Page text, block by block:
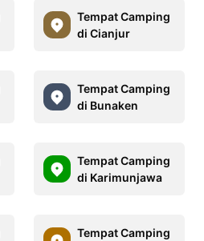
Tempat Camping
di Cianjur
Tempat Camping
di Bunaken
Tempat Camping
di Karimunjawa
Tempat Camping